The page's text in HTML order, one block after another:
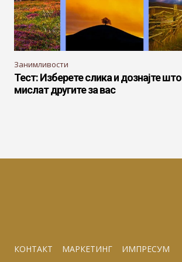
Занимливости
Тест: Изберете слика и дознајте што
мислат другите за вас
КОНТАКТ МАРКЕТИНГ ИМПРЕСУМ